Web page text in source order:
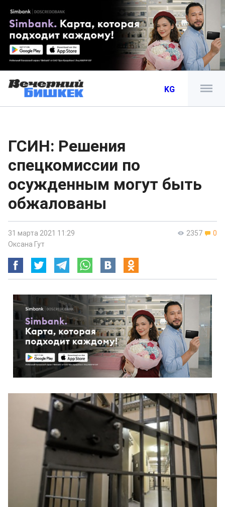
KG
ГСИН: Решения
спецкомиссии по
осужденным могут быть
обжалованы
2357 0
31 марта 2021 11:29
Оксана Гут